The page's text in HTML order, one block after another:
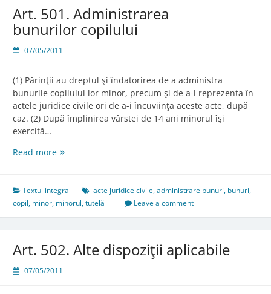
Art. 501. Administrarea
bunurilor copilului
07/05/2011
(1) Părinţii au dreptul şi îndatorirea de a administra
bunurile copilului lor minor, precum şi de a-l reprezenta în
actele juridice civile ori de a-i încuviinţa aceste acte, după
caz. (2) După împlinirea vârstei de 14 ani minorul îşi
exercită…
Read moreArt.
bunurilor
copilului
Textul integral acte juridice civile,administrare bunuri, bunuri,
copil, minor, minorul,tutelă Leave a comment
Art. 502. Alte dispoziţii aplicabile
07/05/2011